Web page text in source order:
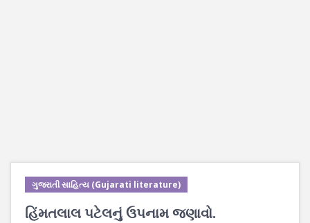
ગુજરાતી સાહિત્ય (Gujarati literature)
હિંમતલાલ પટેલનું ઉપનામ જણાવો.